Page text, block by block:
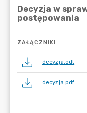
ZAŁĄCZNIKI
decyzja.odt
decyzja.pdf